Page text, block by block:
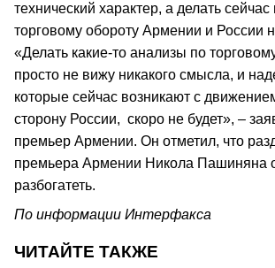
технический характер, а делать
торговому обороту Армении и России
«Делать какие-то анализы по
просто не вижу никакого смысла, и
которые сейчас возникают с
сторону России, скоро не будет», –
премьер Армении. Он отметил, что
премьера Армении Никола Пашиняна
разбогатеть.
По информации Интерфакса
ЧИТАЙТЕ ТАКЖЕ